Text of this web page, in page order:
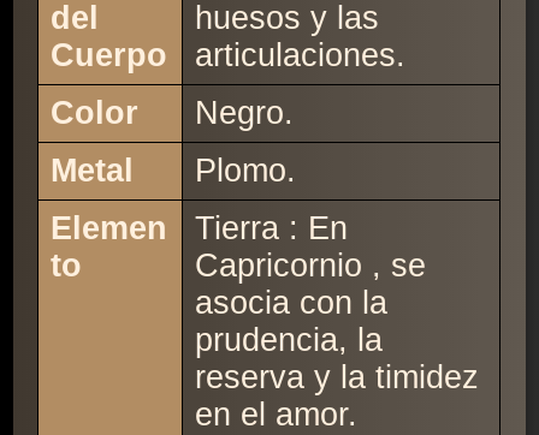
del
Cuerpo
huesos y las
articulaciones.
Color
Negro.
Metal
Plomo.
Elemen
to
Tierra : En
Capricornio , se
asocia con la
prudencia, la
reserva y la timidez
en el amor.